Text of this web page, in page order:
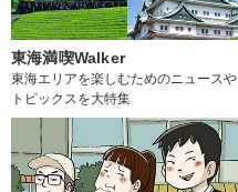
東海満喫Walker
東海エリアを楽しむためのニュースや
トピックスを大特集